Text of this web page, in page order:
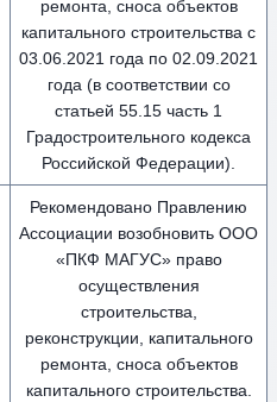
ремонта, сноса объектов
капитального строительства с
03.06.2021 года по 02.09.2021
года (в соответствии со
статьей 55.15 часть 1
Градостроительного кодекса
Российской Федерации).
Рекомендовано Правлению
Ассоциации возобновить ООО
«ПКФ МАГУС» право
осуществления
строительства,
реконструкции, капитального
ремонта, сноса объектов
капитального строительства.